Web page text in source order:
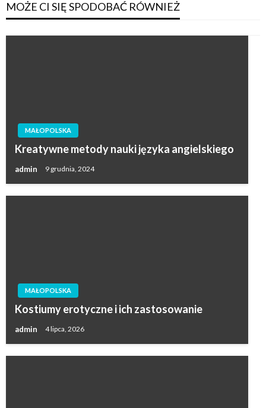
MOŻE CI SIĘ SPODOBAĆ RÓWNIEŻ
MAŁOPOLSKA
Kreatywne metody nauki języka angielskiego
admin 9 grudnia, 2024
MAŁOPOLSKA
Kostiumy erotyczne i ich zastosowanie
admin 4 lipca, 2026